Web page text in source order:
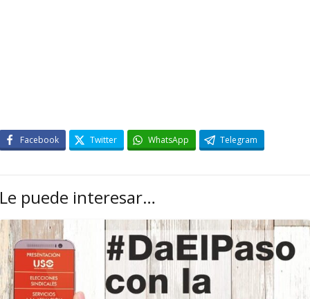
Facebook Twitter WhatsApp Telegram
Le puede interesar…